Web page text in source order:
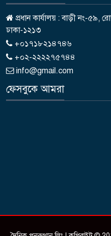
প্রধান কার্যালয় : বাড়ী নং-৫৯,
ঢাকা-১২১৩
+০১৭১৮২১৪৭৪৬
+০২-২২২২৭৫৭৪৪
info@gmail.com
ফেসবুকে আমরা